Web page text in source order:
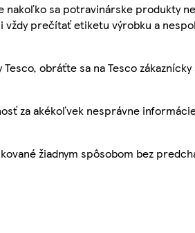
sa potravinárske produkty
vždy prečítať etiketu výrobku a
obráťte sa na Tesco
za akékoľvek nesprávne
žiadnym spôsobom bez